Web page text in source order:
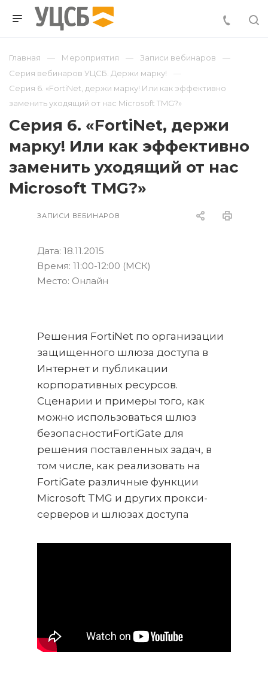
Главная Мероприятия
Записи вебинаров
Серия вебинаров УЦСБ. Держи марку!
Серия 6. «FortiNet, держи марку! Или как эффективно
заменить уходящий от нас Microsoft TMG?»
Серия 6. «FortiNet, держи
марку! Или как эффективно
заменить уходящий от нас
Microsoft TMG?»
ЗАПИСИ ВЕБИНАРОВ
Дата: 18.11.2015
Время: 11:00-12:00 (МСК)
Место: Онлайн
Решения FortiNet по организации
защищенного шлюза доступа в
Интернет и публикации
корпоративных ресурсов.
Сценарии и примеры того, как
можно использоваться шлюз
безопасностиFortiGate для
решения поставленных задач, в
том числе, как реализовать на
FortiGate различные функции
Microsoft TMG и других прокси-
серверов и шлюзах доступа